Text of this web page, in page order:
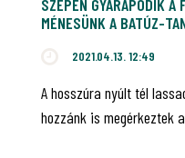
SZÉPEN GYARAPODIK A
MÉNESÜNK A BATÚZ-
2021.04.13. 12:49
A hosszúra nyúlt tél
hozzánk is megérkeztek